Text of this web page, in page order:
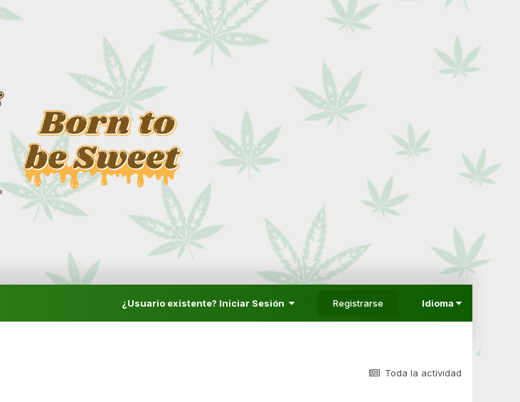
¿Usuario existente? Iniciar Sesión Registrarse Idioma
Toda la actividad